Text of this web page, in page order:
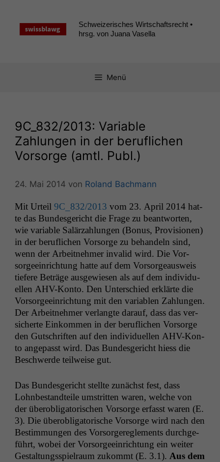
springen
Schweizerisches Wirtschaftsrecht •
hrsg. von Juana Vasella
Menü
9C_832/2013: Variable
Zahlungen in der beruflichen
Vorsorge (amtl. Publ.)
24. Mai 2014 von Roland Bachmann
Mit Urteil 9C_832/2013 vom 23. April 2014 hat­
te das Bun­des­gericht die Frage zu beant­worten,
wie vari­able Salärzahlun­gen (Bonus, Pro­vi­sio­nen)
in der beru­flichen Vor­sorge zu behan­deln sind,
wenn der Arbeit­nehmer invalid wird. Die Vor­
sorgeein­rich­tung hat­te auf dem Vor­sorgeausweis
tief­ere Beträge aus­gewiesen als auf dem indi­vidu­
ellen AHV-Kon­to. Den Unter­schied erk­lärte die
Vor­sorgeein­rich­tung mit den vari­ablen Zahlun­gen.
Der Arbeit­nehmer ver­langte darauf, dass das ver­
sicherte Einkom­men in der beru­flichen Vor­sorge
den Gutschriften auf den indi­vidu­ellen AHV-Kon­
to angepasst wird. Das Bun­des­gericht hiess die
Beschw­erde teil­weise gut.
Das Bun­des­gericht stellte zunächst fest, dass
Lohnbe­standteile umstrit­ten waren, welche von
der über­ob­lig­a­torischen Vor­sorge erfasst waren (E.
3). Die über­ob­lig­a­torische Vor­sorge wird nach den
Bes­tim­mungen des Vor­sorg­ere­gle­ments durchge­
führt, wobei der Vor­sorgeein­rich­tung ein weit­er
Gestal­tungsspiel­raum zukommt (E. 3.1). Aus dem